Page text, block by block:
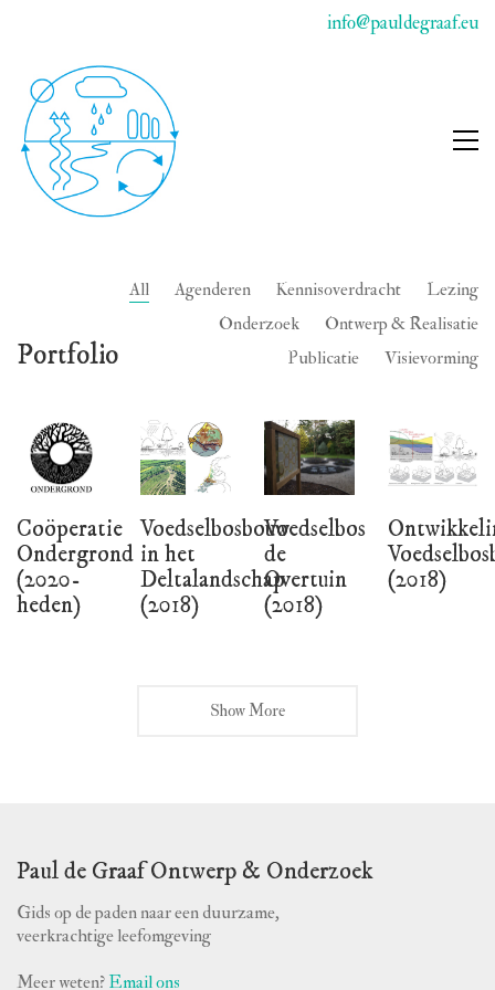
info@pauldegraaf.eu
Portfolio
All Agenderen Kennisoverdracht
Lezing
Onderzoek
Ontwerp & Realisatie
Publicatie
Visievorming
Coöperatie
Ondergrond
(2020-
heden)
Voedselbosbouw
in het
Deltalandschap
(2018)
Voedselbos
de
Overtuin
(2018)
(2018)
Show More
Paul de Graaf Ontwerp & Onderzoek
Gids op de paden naar een duurzame,
veerkrachtige leefomgeving
Meer weten? Email ons